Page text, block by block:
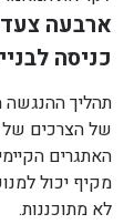
ארבעה
כניסה
תהליך
של הצרכים של
האתגרים
מקיף יכול
לא מתוכננות.